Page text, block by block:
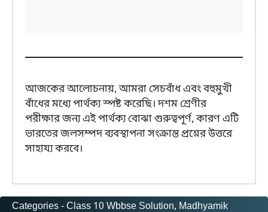
আজকের আলোচনায়, আমরা সেচবাঁধ এবং বহুমুখী
বাঁধের মধ্যে পার্থক্য স্পষ্ট করেছি। দশম শ্রেণীর
পরীক্ষার জন্য এই পার্থক্য বোঝা গুরুত্বপূর্ণ, কারণ এটি
ভারতের জলসম্পদ ব্যবস্থাপনা সংক্রান্ত প্রশ্নের উত্তরে
সাহায্য করবে।
Categories -Class 10 Wbbse Solution, Madhyamik